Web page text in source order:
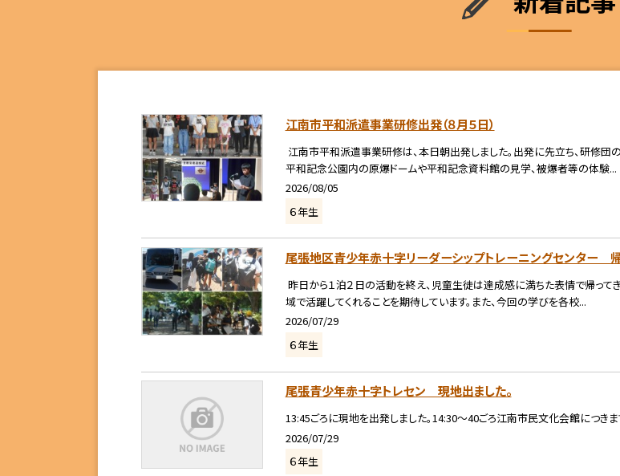
江南市平和派遣事業研修出発（８月５日）
江南市平和派遣事業研修は、本日朝出発しました。出発に先立ち、研修
平和記念公園内の原爆ドームや平和記念資料館の見学、被爆者等の体験...
2026/08/05
６年生
尾張地区青少年赤十字リーダーシップトレーニングセンター 帰着
昨日から１泊２日の活動を終え、児童生徒は達成感に満ちた表情で帰って
域で活躍してくれることを期待しています。また、今回の学びを各校...
2026/07/29
６年生
尾張青少年赤十字トレセン 現地出ました。
13:45ごろに現地を出発しました。14:30〜40ごろ江南市民文化会館につき
2026/07/29
６年生